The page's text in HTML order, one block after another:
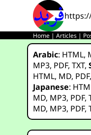
Home |Articles |
Arabic: HTML,
MP3, PDF,TXT,
HTML, MD, PDF
Japanese:
MD, MP3, PDF,
MD, MP3, PDF,